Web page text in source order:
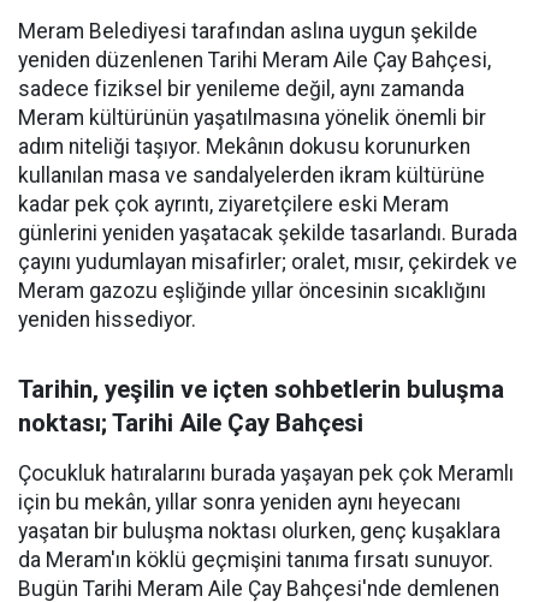
Meram Belediyesi tarafından aslına uygun şekilde
yeniden düzenlenen Tarihi Meram Aile Çay Bahçesi,
sadece fiziksel bir yenileme değil, aynı zamanda
Meram kültürünün yaşatılmasına yönelik önemli bir
adım niteliği taşıyor. Mekânın dokusu korunurken
kullanılan masa ve sandalyelerden ikram kültürüne
kadar pek çok ayrıntı, ziyaretçilere eski Meram
günlerini yeniden yaşatacak şekilde tasarlandı. Burada
çayını yudumlayan misafirler; oralet, mısır, çekirdek ve
Meram gazozu eşliğinde yıllar öncesinin sıcaklığını
yeniden hissediyor.
Tarihin, yeşilin ve içten sohbetlerin buluşma
noktası; Tarihi Aile Çay Bahçesi
Çocukluk hatıralarını burada yaşayan pek çok Meramlı
için bu mekân, yıllar sonra yeniden aynı heyecanı
yaşatan bir buluşma noktası olurken, genç kuşaklara
da Meram'ın köklü geçmişini tanıma fırsatı sunuyor.
Bugün Tarihi Meram Aile Çay Bahçesi'nde demlenen